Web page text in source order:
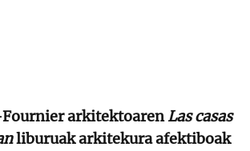
arkitektoarenLas casas
liburuak arkitekura afektiboak